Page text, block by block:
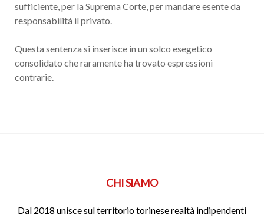
sufficiente, per la Suprema Corte, per mandare esente da
responsabilità il privato.
Questa sentenza si inserisce in un solco esegetico
consolidato che raramente ha trovato espressioni
contrarie.
CHI SIAMO
Dal 2018 unisce sul territorio torinese realtà indipendenti